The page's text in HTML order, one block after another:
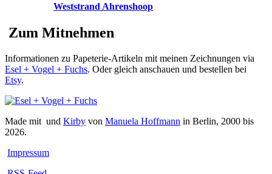
Weststrand Ahrenshoop
Zum Mitnehmen
Informationen zu Papeterie-Artikeln mit meinen Zeichnungen via
Esel + Vogel + Fuchs. Oder gleich anschauen und bestellen bei
Etsy.
Made mit und Kirby von Manuela Hoffmann in Berlin, 2000 bis
2026.
Impressum